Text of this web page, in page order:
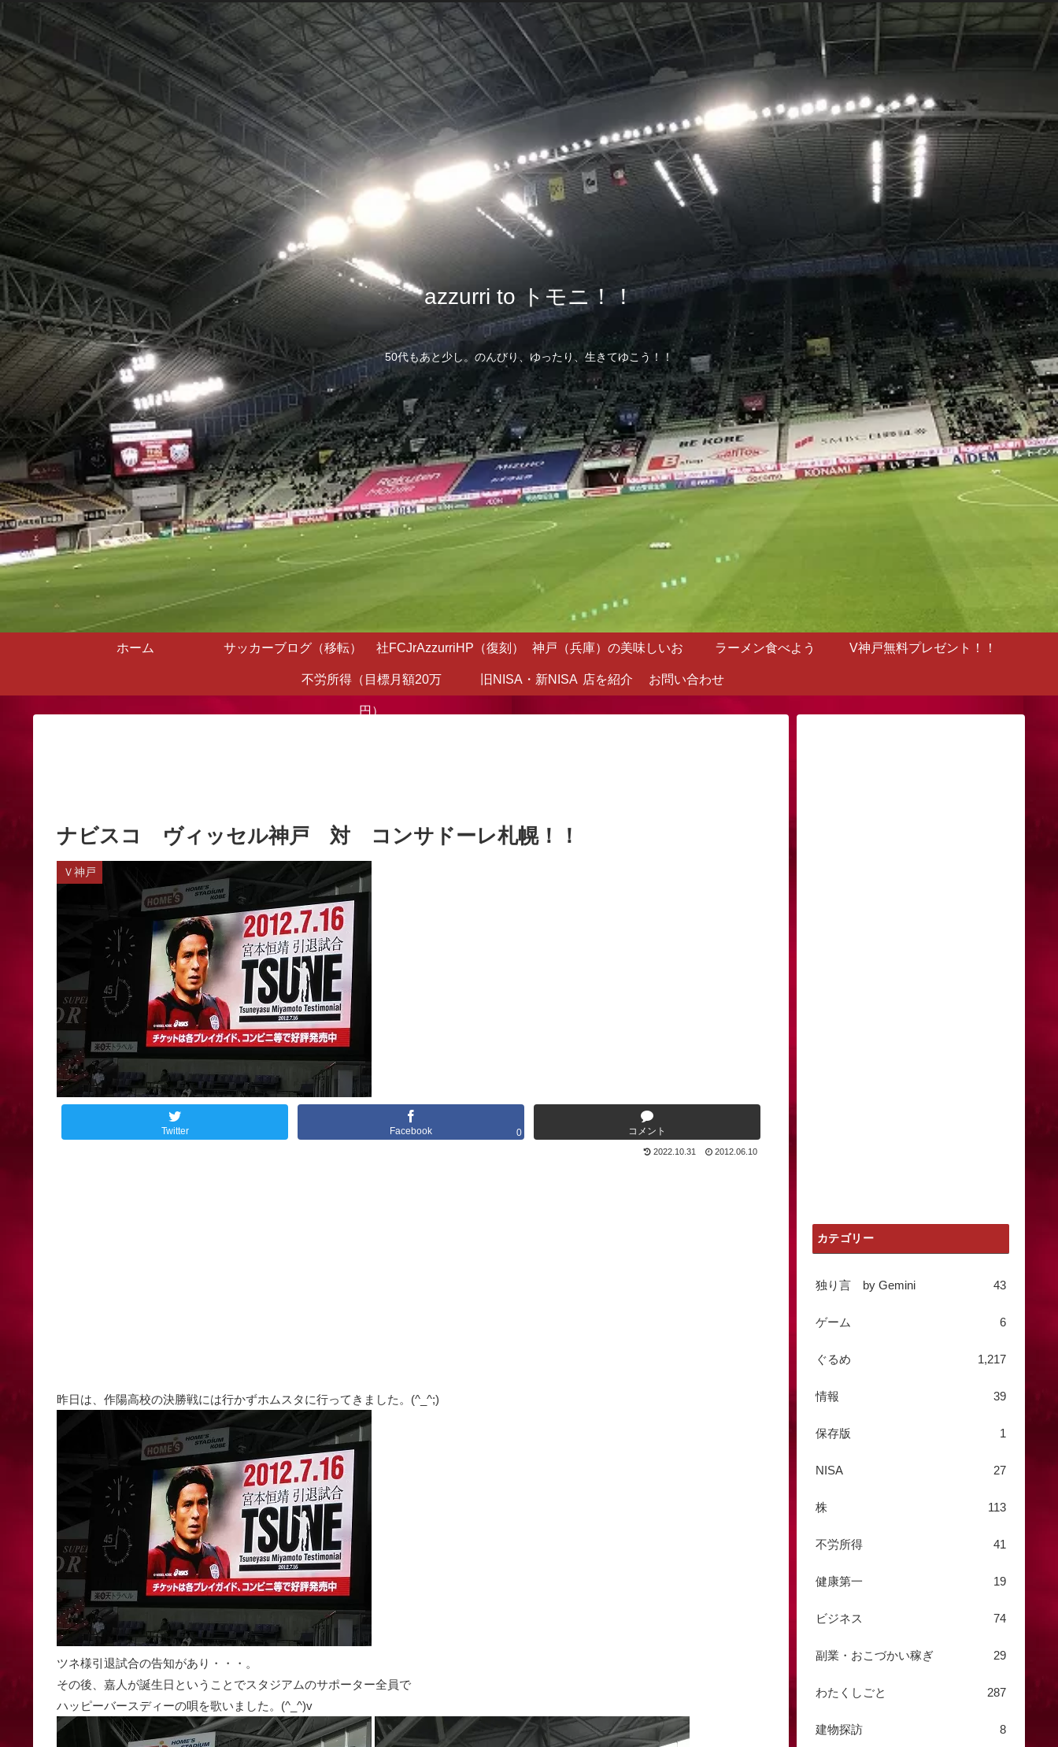
azzurri to トモニ！！
50代もあと少し。のんびり、ゆったり、生きてゆこう！！
ホーム サッカーブログ（移転） 社FCJrAzzurriHP（復刻） 神戸（兵庫）の美味しいお
店を紹介
ラーメン食べよう V神戸無料プレゼント！！
不労所得（目標月額20万
円）
旧NISA・新NISA お問い合わせ
ナビスコ ヴィッセル神戸 対 コンサドーレ札幌！！
Ｖ神戸
Twitter Facebook 0 コメント
2022.10.31 2012.06.10
昨日は、作陽高校の決勝戦には行かずホムスタに行ってきました。(^_^;)
ツネ様引退試合の告知があり・・・。
その後、嘉人が誕生日ということでスタジアムのサポーター全員で
ハッピーバースディーの唄を歌いました。(^_^)v
カテゴリー
独り言 by Gemini 43
ゲーム 6
ぐるめ 1,217
情報 39
保存版 1
NISA 27
株 113
不労所得 41
健康第一 19
ビジネス 74
副業・おこづかい稼ぎ 29
わたくしごと 287
建物探訪 8